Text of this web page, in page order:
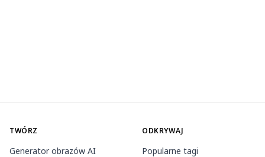
TWÓRZ
Generator obrazów AI
ODKRYWAJ
Popularne tagi